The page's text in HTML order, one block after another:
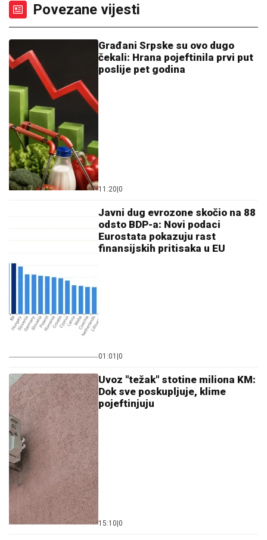
Povezane vijesti
Građani Srpske su ovo dugo
čekali: Hrana pojeftinila prvi put
poslije pet godina
11:20 0
Javni dug evrozone skočio na 88
odsto BDP-a: Novi podaci
Eurostata pokazuju rast
finansijskih pritisaka u EU
01:01 0
Uvoz "težak" stotine miliona KM:
Dok sve poskupljuje, klime
pojeftinjuju
15:10 0